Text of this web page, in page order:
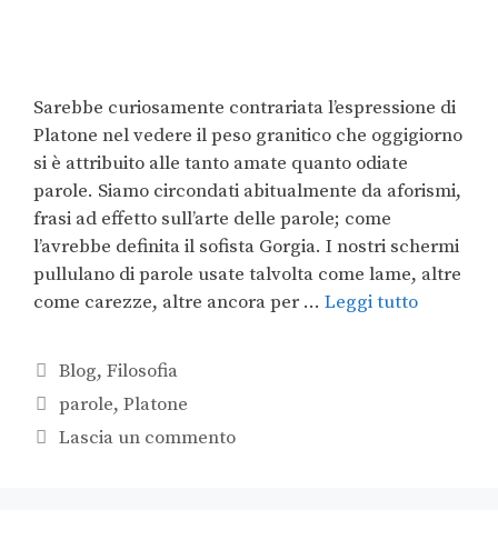
Sarebbe curiosamente contrariata l’espressione di
Platone nel vedere il peso granitico che oggigiorno
si è attribuito alle tanto amate quanto odiate
parole. Siamo circondati abitualmente da aforismi,
frasi ad effetto sull’arte delle parole; come
l’avrebbe definita il sofista Gorgia. I nostri schermi
pullulano di parole usate talvolta come lame, altre
come carezze, altre ancora per … Leggi tutto
Blog,Filosofia
parole,Platone
Lascia un commento